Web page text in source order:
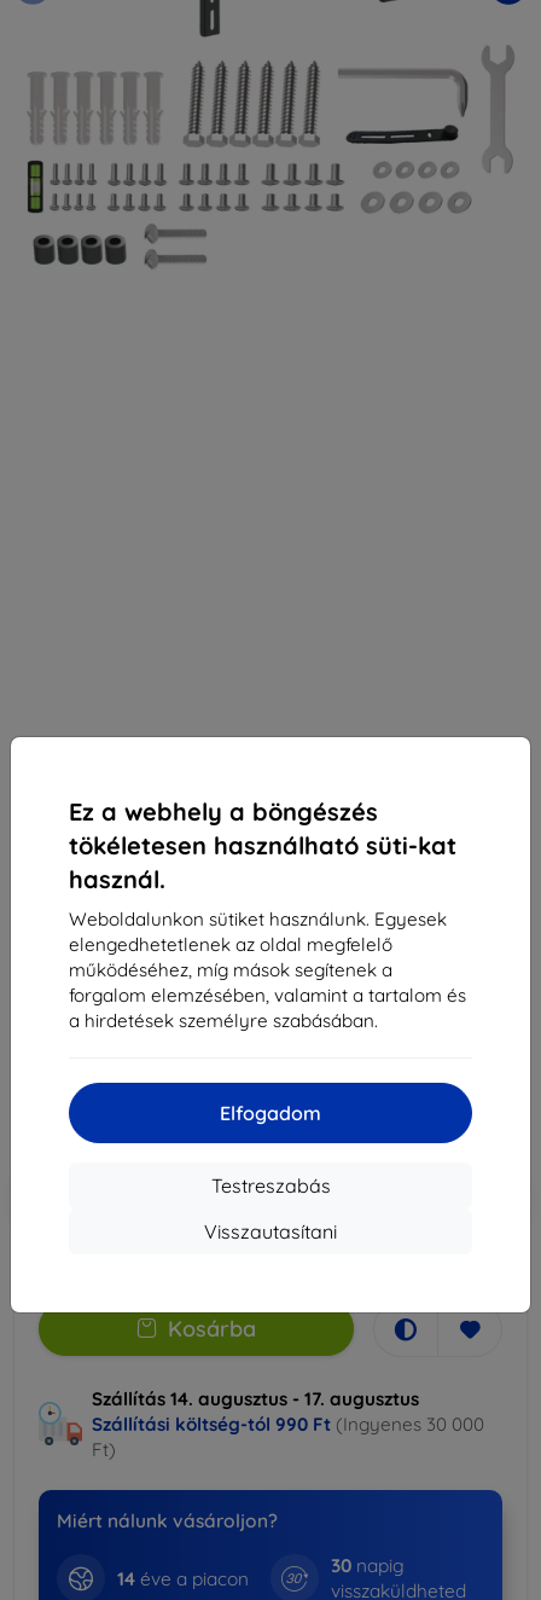
Ez a webhely a böngészés
tökéletesen használható süti-kat
használ.
Weboldalunkon sütiket használunk. Egyesek
elengedhetetlenek az oldal megfelelő
működéséhez, míg mások segítenek a
forgalom elemzésében, valamint a tartalom és
a hirdetések személyre szabásában.
Elfogadom
Testreszabás
Visszautasítani
3mk Hardy SlimGrip Pro 80 TV fali tartó
kiegészítőkhez
Alkalmas: Uni
8 360 Ft
Ár ÁFA nelkül
Kedvezmény kuponnalEXTRA10
Kosárba
Szállítás 14. augusztus - 17. augusztus
Szállítási költség-tól 990 Ft (Ingyenes 30 000
Ft)
Miért nálunk vásároljon?
14éve a piacon
30 napig
visszaküldheted